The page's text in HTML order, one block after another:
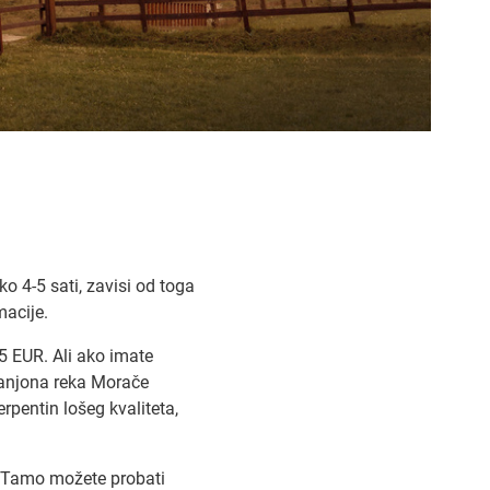
4-5 sati, zavisi od toga
EUR. Ali ako imate
reka Morače
lošeg kvaliteta,
možete probati